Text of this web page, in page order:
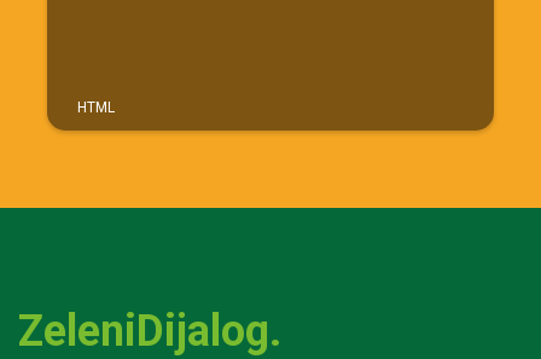
HTML
ZeleniDijalog.